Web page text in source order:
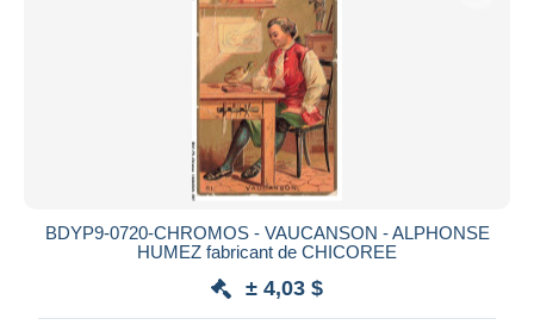
BDYP9-0720-CHROMOS - VAUCANSON - ALPHONSE
HUMEZ fabricant de CHICOREE
± 4,03 $